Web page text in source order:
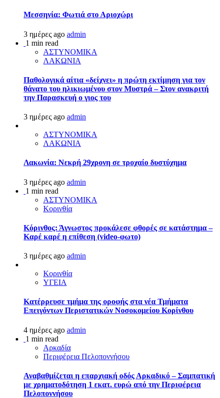
Μεσσηνία: Φωτιά στο Αριοχώρι
3 ημέρες ago admin
1 min read
ΑΣΤΥΝΟΜΙΚΑ
ΛΑΚΩΝΙΑ
Παθολογικά αίτια «δείχνει» η πρώτη εκτίμηση για τον
θάνατο του ηλικιωμένου στον Μυστρά – Στον ανακριτή
την Παρασκευή ο γιος του
3 ημέρες ago admin
ΑΣΤΥΝΟΜΙΚΑ
ΛΑΚΩΝΙΑ
Λακωνία: Νεκρή 29χρονη σε τροχαίο δυστύχημα
3 ημέρες ago admin
1 min read
ΑΣΤΥΝΟΜΙΚΑ
Κορινθία
Κόρινθος: Άγνωστος προκάλεσε φθορές σε κατάστημα –
Καρέ καρέ η επίθεση (video-φωτο)
3 ημέρες ago admin
Κορινθία
ΥΓΕΙΑ
Kατέρρευσε τμήμα της οροφής στα νέα Τμήματα
Επειγόντων Περιστατικών Νοσοκομείου Κορίνθου
4 ημέρες ago admin
1 min read
Αρκαδία
Περιφέρεια Πελοποννήσου
Αναβαθμίζεται η επαρχιακή οδός Αρκαδικό – Σαμπατική
με χρηματοδότηση 1 εκατ. ευρώ από την Περιφέρεια
Πελοποννήσου